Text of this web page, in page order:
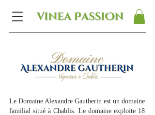
Le Domaine Alexandre Gautherin est un domaine
familial situé à Chablis. Le domaine exploite 18